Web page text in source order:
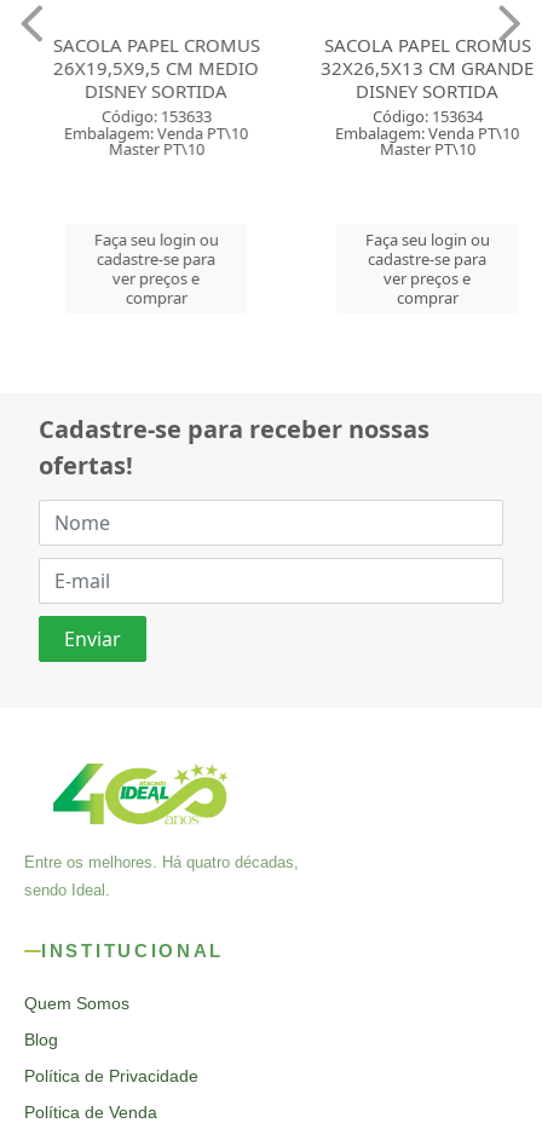
SACOLA PAPEL CROMUS
26X19,5X9,5 CM MEDIO
DISNEY SORTIDA
Código: 153633
Embalagem: Venda PT\10
Master PT\10
Faça seu login ou
cadastre-se para
ver preços e
comprar
SACOLA PAPEL CROMUS
32X26,5X13 CM GRANDE
DISNEY SORTIDA
Código: 153634
Embalagem: Venda PT\10
Master PT\10
Faça seu login ou
cadastre-se para
ver preços e
comprar
Cadastre-se para receber nossas
ofertas!
Entre os melhores. Há quatro décadas,
sendo Ideal.
INSTITUCIONAL
Quem Somos
Blog
Política de Privacidade
Política de Venda